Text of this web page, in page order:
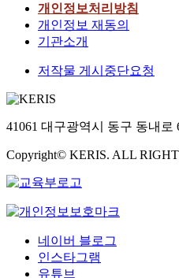
개인정보처리방침
개인정보 재동의
기관소개
저작물 게시중단요청
41061 대구광역시 동구 동내로
Copyright© KERIS. ALL
네이버 블로그
인스타그램
유튜브